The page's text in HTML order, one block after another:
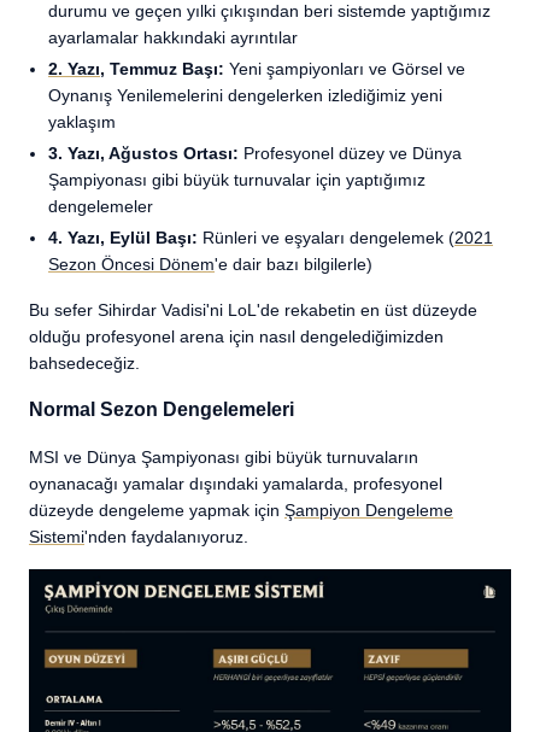
durumu ve geçen yılki çıkışından beri sistemde yaptığımız
ayarlamalar hakkındaki ayrıntılar
2. Yazı, Temmuz Başı: Yeni şampiyonları ve Görsel ve
Oynanış Yenilemelerini dengelerken izlediğimiz yeni
yaklaşım
3. Yazı, Ağustos Ortası: Profesyonel düzey ve Dünya
Şampiyonası gibi büyük turnuvalar için yaptığımız
dengelemeler
4. Yazı, Eylül Başı: Rünleri ve eşyaları dengelemek (2021
Sezon Öncesi Dönem'e dair bazı bilgilerle)
Bu sefer Sihirdar Vadisi'ni LoL'de rekabetin en üst düzeyde
olduğu profesyonel arena için nasıl dengelediğimizden
bahsedeceğiz.
Normal Sezon Dengelemeleri
MSI ve Dünya Şampiyonası gibi büyük turnuvaların
oynanacağı yamalar dışındaki yamalarda, profesyonel
düzeyde dengeleme yapmak için Şampiyon Dengeleme
Sistemi'nden faydalanıyoruz.